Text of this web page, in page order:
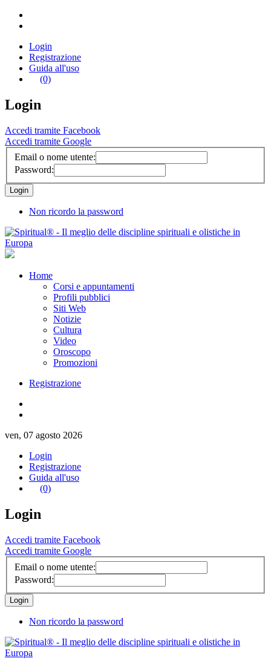
Login
Registrazione
Guida all'uso
(0)
Login
Accedi tramite Facebook
Accedi tramite Google
Email o nome utente:
Password:
Non ricordo la password
Home
Corsi e appuntamenti
Profili pubblici
Siti Web
Notizie
Cultura
Video
Oroscopo
Promozioni
Registrazione
ven, 07 agosto 2026
Login
Registrazione
Guida all'uso
(0)
Login
Accedi tramite Facebook
Accedi tramite Google
Email o nome utente:
Password:
Non ricordo la password